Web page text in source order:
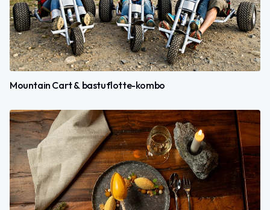
Mountain Cart & bastuflotte-kombo